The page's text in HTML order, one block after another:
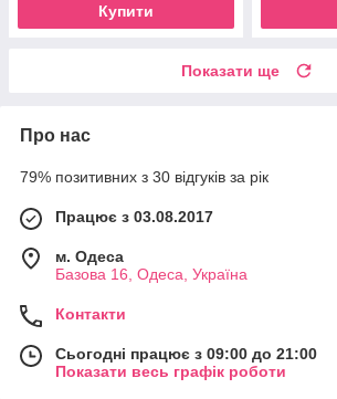
Купити
Показати ще
Про нас
79% позитивних з 30 відгуків за рік
Працює з 03.08.2017
м. Одеса
Базова 16, Одеса, Україна
Контакти
Сьогодні працює з 09:00 до 21:00
Показати весь графік роботи